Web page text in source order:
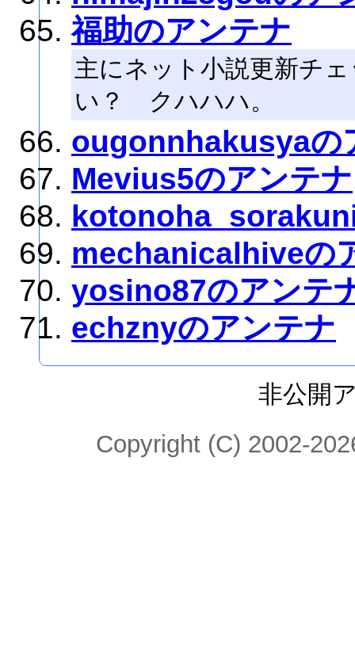
福助のアンテナ
主にネット小説更新チ
い？ クハハハ。
ougonnhakusyaの
Mevius5のアンテナ
mechanicalhiveの
yosino87のアンテ
echznyのアンテナ
非公開
Copyright (C) 2002-